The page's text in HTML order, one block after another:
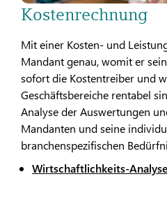
Kostenrechnung
Mit einer Kosten- und
Mandant genau, womit er
sofort die Kostentreiber und
Geschäftsbereiche rentabel
Analyse der Auswertungen
Mandanten und seine
branchenspezifischen
Wirtschaftlichkeits-Analyse